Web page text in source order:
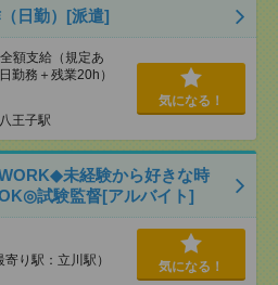
日勤）[派遣]
額支給（規定あ
勤務＋残業20h）
八王子駅
気になる！
未経験から好きな時
試験監督[アルバイト]
り駅：立川駅） 気になる！